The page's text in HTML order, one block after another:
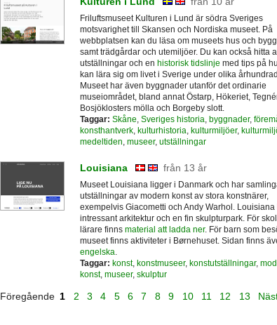
Friluftsmuseet Kulturen i Lund är södra Sveriges
motsvarighet till Skansen och Nordiska museet. På
webbplatsen kan du läsa om museets hus och
samt trädgårdar och utemiljöer. Du kan också hitta
utställningar och en historisk tidslinje med tips på
kan lära sig om livet i Sverige under olika
Museet har även byggnader utanför det ordinarie
museiområdet, bland annat Östarp, Hökeriet,
Bosjöklosters mölla och Borgeby slott.
Taggar: Skåne, Sveriges historia, byggnader,
konsthantverk, kulturhistoria, kulturmiljöer,
medeltiden, museer, utställningar
Louisiana från 13 år
Museet Louisiana ligger i Danmark och har
utställningar av modern konst av stora konstnärer,
exempelvis Giacometti och Andy Warhol. Louisiana
intressant arkitektur och en fin skulpturpark. För
lärare finns material att ladda ner. För barn som
museet finns aktiviteter i Børnehuset. Sidan finns
engelska
Taggar: konst, konstmuseer, konstutställningar,
konst, museer, skulptur
Föregående 1 2 3 4 5 6 7 8 9 10 11 12 13